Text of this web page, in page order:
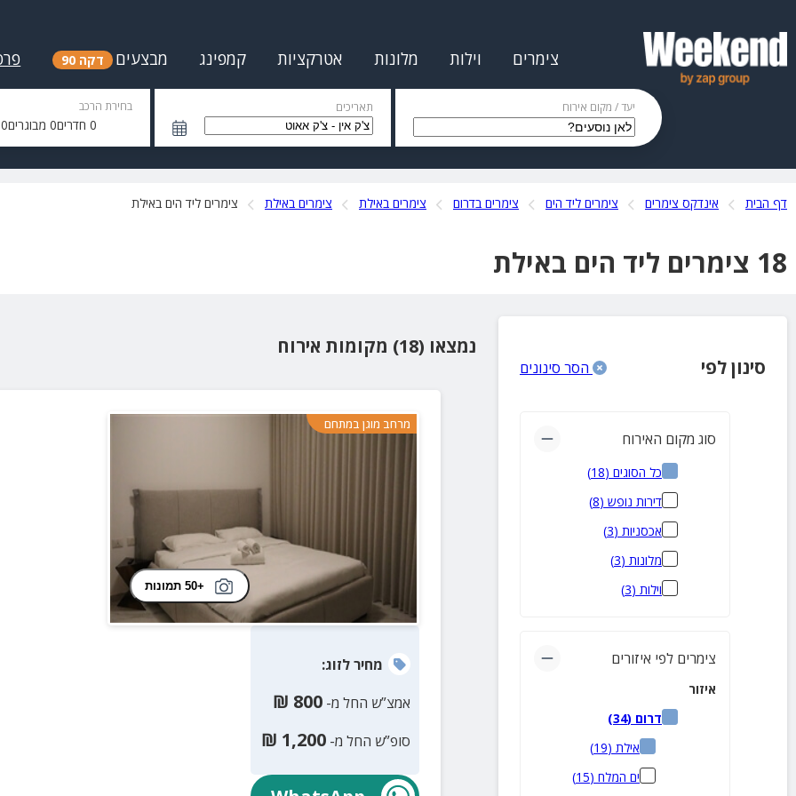
צימרים וילות מלונות אטרקציות קמפינג מבצעים דקה 90
יעד / מקום אירוח תאריכים בחירת הרכב
0חדרים0מבוגרים0
דף הבית אינדקס צימרים צימרים ליד הים צימרים בדרום צימרים באילת צימרים באילת צימרים ליד הים באילת
18 צימרים ליד הים באילת
סינון לפי הסר סינונים
סוג מקום האירוח
כל הסוגים (
18
)
דירות נופש (
8
)
אכסניות (
3
)
מלונות (
3
)
וילות (
3
)
צימרים לפי איזורים
איזור
דרום (
34
)
אילת (
19
)
ים המלח (
15
)
נמצאו (18) מקומות אירוח
מרחב מוגן במתחם
+50 תמונות
מחירלזוג:
אמצ”ש החל מ- 800
₪
סופ”ש החל מ- 1,200
₪